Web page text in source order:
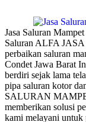
Jasa Saluran
Saluran ALFA JASA
perbaikan saluran
Condet Jawa Barat
berdiri sejak lama
pipa saluran kotor
SALURAN
memberikan solusi
kami melayani untuk